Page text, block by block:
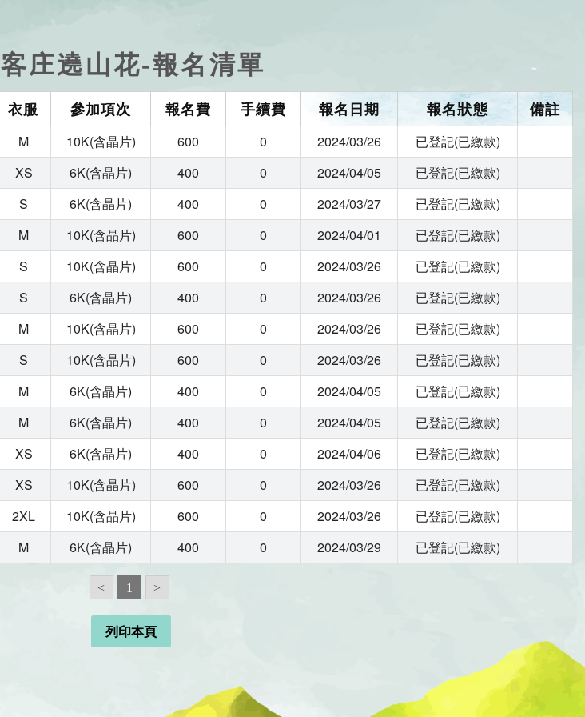
客庄遶山花-報名清單
衣服 參加項次 報名費 手續費 報名日期 報名狀態 備註
M 10K(含晶片) 600 0 2024/03/26
已登記(已繳款)
XS 6K(含晶片) 400 0 2024/04/05
已登記(已繳款)
S 6K(含晶片) 400 0 2024/03/27
已登記(已繳款)
M 10K(含晶片) 600 0 2024/04/01
已登記(已繳款)
S 10K(含晶片) 600 0 2024/03/26
已登記(已繳款)
S 6K(含晶片) 400 0 2024/03/26
已登記(已繳款)
M 10K(含晶片) 600 0 2024/03/26
已登記(已繳款)
S 10K(含晶片) 600 0 2024/03/26
已登記(已繳款)
M 6K(含晶片) 400 0 2024/04/05
已登記(已繳款)
M 6K(含晶片) 400 0 2024/04/05
已登記(已繳款)
XS 6K(含晶片) 400 0 2024/04/06
已登記(已繳款)
XS 10K(含晶片) 600 0 2024/03/26
已登記(已繳款)
2XL 10K(含晶片) 600 0 2024/03/26
已登記(已繳款)
M 6K(含晶片) 400 0 2024/03/29 已登記(已繳款)
< 1 >
列印本頁